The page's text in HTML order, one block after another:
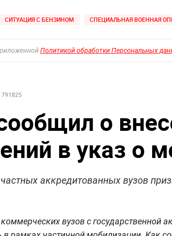
СИТУАЦИЯ С БЕНЗИНОМ СПЕЦИАЛЬНАЯ ВОЕННАЯ
Политикой обработки Персональных
791825
о
в указ о
аккредитованных вузов
вузов с государственной